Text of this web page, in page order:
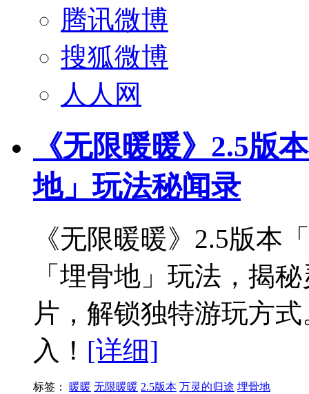
腾讯微博
搜狐微博
人人网
《无限暖暖》2.5版
地」玩法秘闻录
《无限暖暖》2.5版本
「埋骨地」玩法，揭
片，解锁独特游玩方
入！ [详细]
标签： 暖暖 无限暖暖 2.5版本 万灵的归途 埋骨地